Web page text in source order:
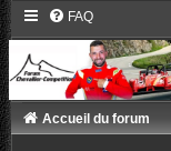
FAQ
Accueil du forum